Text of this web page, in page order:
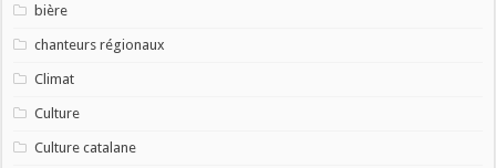
bière
chanteurs régionaux
Climat
Culture
Culture catalane